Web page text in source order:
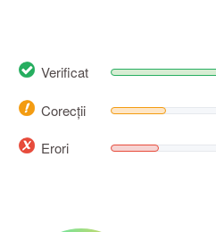
Verificat
Corecții
Erori